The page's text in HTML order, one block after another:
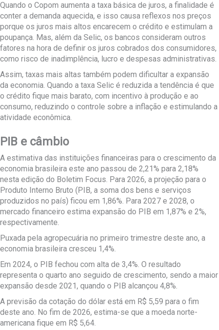
Quando o Copom aumenta a taxa básica de juros, a finalidade é
conter a demanda aquecida, e isso causa reflexos nos preços
porque os juros mais altos encarecem o crédito e estimulam a
poupança. Mas, além da Selic, os bancos consideram outros
fatores na hora de definir os juros cobrados dos consumidores,
como risco de inadimplência, lucro e despesas administrativas.
Assim, taxas mais altas também podem dificultar a expansão
da economia. Quando a taxa Selic é reduzida a tendência é que
o crédito fique mais barato, com incentivo à produção e ao
consumo, reduzindo o controle sobre a inflação e estimulando a
atividade econômica.
PIB e câmbio
A estimativa das instituições financeiras para o crescimento da
economia brasileira este ano passou de 2,21% para 2,18%
nesta edição do Boletim Focus. Para 2026, a projeção para o
Produto Interno Bruto (PIB, a soma dos bens e serviços
produzidos no país) ficou em 1,86%. Para 2027 e 2028, o
mercado financeiro estima expansão do PIB em 1,87% e 2%,
respectivamente.
Puxada pela agropecuária no primeiro trimestre deste ano, a
economia brasileira cresceu 1,4%.
Em 2024, o PIB fechou com alta de 3,4%. O resultado
representa o quarto ano seguido de crescimento, sendo a maior
expansão desde 2021, quando o PIB alcançou 4,8%.
A previsão da cotação do dólar está em R$ 5,59 para o fim
deste ano. No fim de 2026, estima-se que a moeda norte-
americana fique em R$ 5,64.